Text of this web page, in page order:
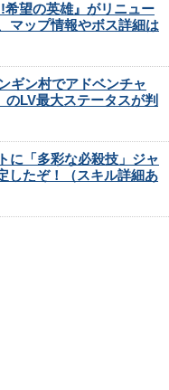
望の英雄』がリニュー
マップ情報やボス詳細は
ギン村でアドベンチャ
LV最大ステータスが判
に「多彩な必殺技」ジャ
したぞ！（スキル詳細あ